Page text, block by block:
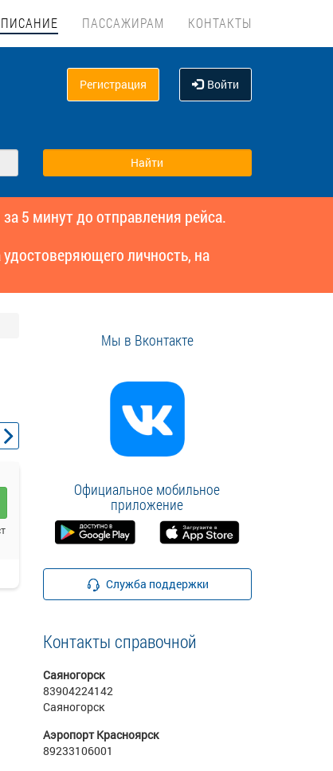
ПАССАЖИРАМ КОНТАКТЫ
Регистрация Войти
5 минут до отправления рейса.
личность, на
Мы в Вконтакте
Официальное мобильное
приложение
Служба поддержки
Контакты справочной
Саяногорск
83904224142
Саяногорск
Аэропорт Красноярск
89233106001